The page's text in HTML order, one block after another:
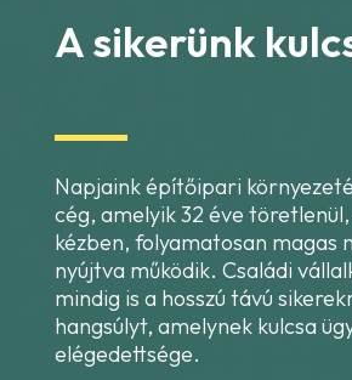
A sikerünk
Napjaink építőipari
cég, amelyik 32 éve töretlenül,
kézben, folyamatosan magas
nyújtva működik. Családi
mindig is a hosszú távú
hangsúlyt, amelynek kulcsa
elégedettsége.